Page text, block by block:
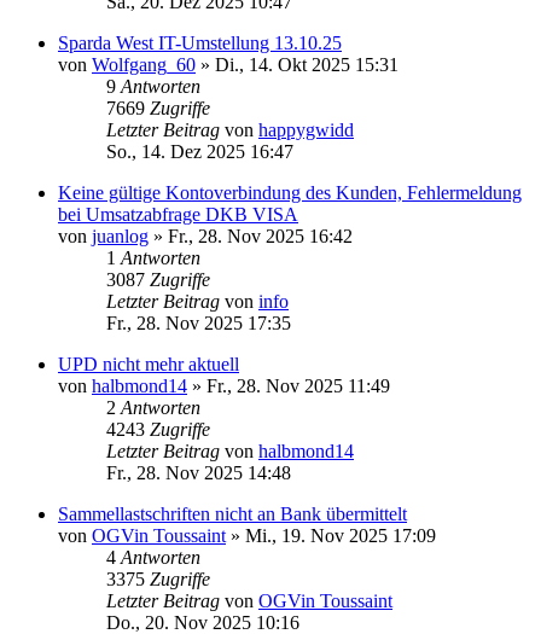
Sparda West IT-Umstellung 13.10.25
von Wolfgang_60 » Di., 14. Okt 2025 15:31
9 Antworten
7669 Zugriffe
Letzter Beitrag von happygwidd
So., 14. Dez 2025 16:47
Keine gültige Kontoverbindung des Kunden, Fehlermeldung
bei Umsatzabfrage DKB VISA
von juanlog » Fr., 28. Nov 2025 16:42
1 Antworten
3087 Zugriffe
Letzter Beitrag von info
Fr., 28. Nov 2025 17:35
UPD nicht mehr aktuell
von halbmond14 » Fr., 28. Nov 2025 11:49
2 Antworten
4243 Zugriffe
Letzter Beitrag von halbmond14
Fr., 28. Nov 2025 14:48
Sammellastschriften nicht an Bank übermittelt
von OGVin Toussaint » Mi., 19. Nov 2025 17:09
4 Antworten
3375 Zugriffe
Letzter Beitrag von OGVin Toussaint
Do., 20. Nov 2025 10:16